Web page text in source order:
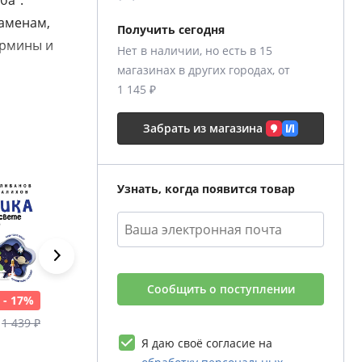
и
для
мир
- 17%
1 439 ₽
- 17% - 17%
Получить сегодня
Нет в наличии, но есть в 15
магазинах в других городах, от
1 145 ₽
Забрать из магазина
Узнать, когда появится товар
Сообщить о поступлении
Я даю своё согласие на